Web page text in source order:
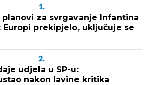
1.
planovi za svrgavanje Infantina
Europi prekipjelo, uključuje se
2.
udjela u SP-u:
nakon lavine kritika